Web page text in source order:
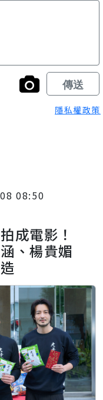
隱私權政策
08:50
成電影！
、楊貴媚